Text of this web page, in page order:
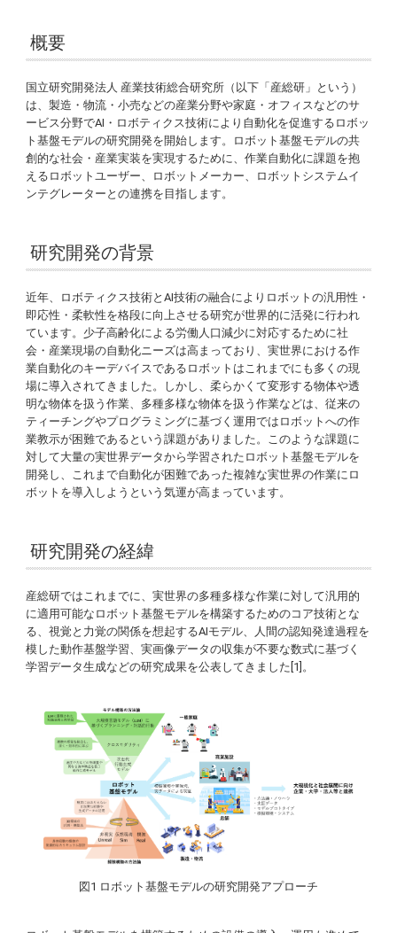
概要
国立研究開発法人 産業技術総合研究所（以下「産総研」という）
は、製造・物流・小売などの産業分野や家庭・オフィスなどのサ
ービス分野でAI・ロボティクス技術により自動化を促進するロボッ
ト基盤モデルの研究開発を開始します。ロボット基盤モデルの共
創的な社会・産業実装を実現するために、作業自動化に課題を抱
えるロボットユーザー、ロボットメーカー、ロボットシステムイ
ンテグレーターとの連携を目指します。
研究開発の背景
近年、ロボティクス技術とAI技術の融合によりロボットの汎用性・
即応性・柔軟性を格段に向上させる研究が世界的に活発に行われ
ています。少子高齢化による労働人口減少に対応するために社
会・産業現場の自動化ニーズは高まっており、実世界における作
業自動化のキーデバイスであるロボットはこれまでにも多くの現
場に導入されてきました。しかし、柔らかくて変形する物体や透
明な物体を扱う作業、多種多様な物体を扱う作業などは、従来の
ティーチングやプログラミングに基づく運用ではロボットへの作
業教示が困難であるという課題がありました。このような課題に
対して大量の実世界データから学習されたロボット基盤モデルを
開発し、これまで自動化が困難であった複雑な実世界の作業にロ
ボットを導入しようという気運が高まっています。
研究開発の経緯
産総研ではこれまでに、実世界の多種多様な作業に対して汎用的
に適用可能なロボット基盤モデルを構築するためのコア技術とな
る、視覚と力覚の関係を想起するAIモデル、人間の認知発達過程を
模した動作基盤学習、実画像データの収集が不要な数式に基づく
学習データ生成などの研究成果を公表してきました[1]。
図1 ロボット基盤モデルの研究開発アプローチ